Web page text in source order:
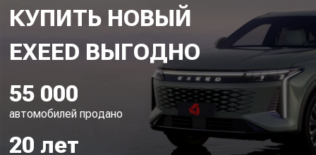
КУПИТЬ НОВЫЙ
EXEED ВЫГОДНО
55 000
автомобилей продано
20 лет